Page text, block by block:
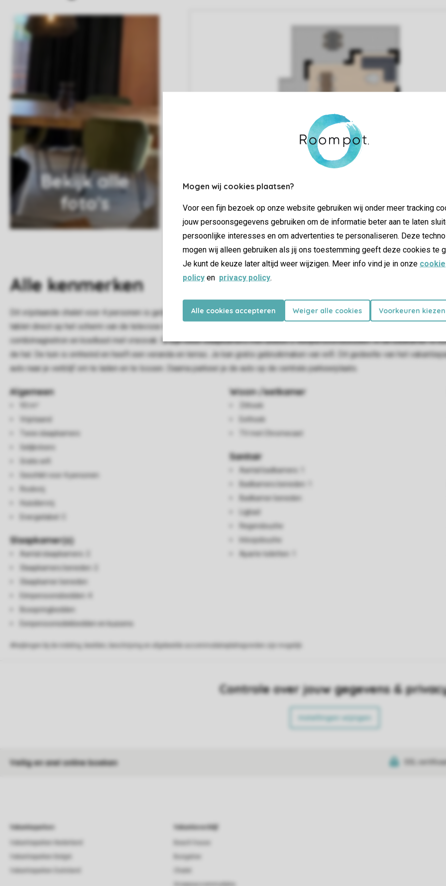
Mogen wij cookies plaatsen?
Voor een fijn bezoek op onze website gebruiken wij onder meer tracking
jouw persoonsgegevens gebruiken om de informatie beter aan te laten
persoonlijke interesses en om advertenties te personaliseren. Deze
mogen wij alleen gebruiken als jij ons toestemming geeft deze cookies te
Je kunt de keuze later altijd weer wijzigen. Meer info vind je in onze cookie
policy en privacy policy.
Alle cookies accepteren Weiger alle cookies Voorkeuren kiezen
Bekijk alle
foto's
Allekenmerken
Dit vrijstaande chalet voor 4 personen is gelijkvloers en heeft een woonkamer met zithoek. De televisie beschikt over
tablet direct op het scherm van de televisie te bekijken. Je maakt hierbij gebruik van je eigen accounts. In de keuken vind je
combimagnetron en koelkast met vriesvak. Er zijn twee slaapkamers met allebei 2 eenpersoonsbedden. In de badkamer is
de hal. De tuin is omheind en heeft een veranda en terras. Je kan gratis gebruikmaken van wifi. Dit gedeelte van het
auto naar je verblijf om te laden en te lossen. Daarna parkeer je de auto op de centrale parkeerplaats.
Algemeen
Vrijstaand
Twee slaapkamers
Gelijkvloers
Gratis wifi
Geschikt voor 4 personen
Rookvrij
Huisdiervrij
Energielabel: C
Slaapkamer(s)
Aantal slaapkamers: 2
Slaapkamers beneden: 2
Slaapkamer beneden
Eénpersoonsbedden: 4
Boxspringbedden
Eenpersoonsdekbedden en kussens
Woon-/eetkamer
Zithoek
Eethoek
TV met Chromecast
Sanitair
Aantal badkamers: 1
Badkamers beneden: 1
Badkamer beneden
Ligbad
Regendouche
Inloopdouche
Aparte toiletten: 1
Controle over jouw gegevens &
Instellingen wijzigen
Veilig en snel online boeken SSL certificaat
Vakantieparken Vakantieverblijf